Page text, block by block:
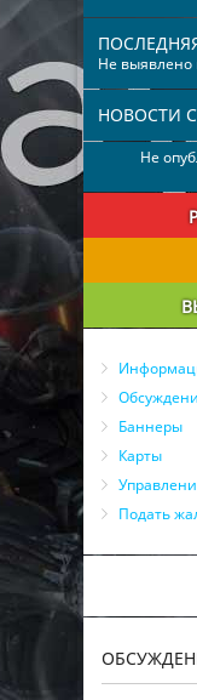
Не выявлено
НОВОСТИ
Не
Баннеры
Карты
Подать